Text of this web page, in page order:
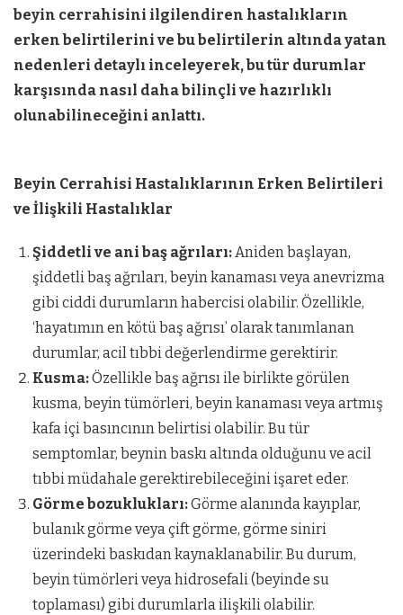
beyin cerrahisini ilgilendiren hastalıkların
erken belirtilerini ve bu belirtilerin altında yatan
nedenleri detaylı inceleyerek, bu tür durumlar
karşısında nasıl daha bilinçli ve hazırlıklı
olunabilineceğini anlattı.
Beyin Cerrahisi Hastalıklarının Erken Belirtileri
ve İlişkili Hastalıklar
Şiddetli ve ani baş ağrıları:Aniden başlayan,
şiddetli baş ağrıları, beyin kanaması veya anevrizma
gibi ciddi durumların habercisi olabilir. Özellikle,
‘hayatımın en kötü baş ağrısı’ olarak tanımlanan
durumlar, acil tıbbi değerlendirme gerektirir.
Kusma:Özellikle baş ağrısı ile birlikte görülen
kusma, beyin tümörleri, beyin kanaması veya artmış
kafa içi basıncının belirtisi olabilir. Bu tür
semptomlar, beynin baskı altında olduğunu ve acil
tıbbi müdahale gerektirebileceğini işaret eder.
Görme bozuklukları:Görme alanında kayıplar,
bulanık görme veya çift görme, görme siniri
üzerindeki baskıdan kaynaklanabilir. Bu durum,
beyin tümörleri veya hidrosefali (beyinde su
toplaması) gibi durumlarla ilişkili olabilir.